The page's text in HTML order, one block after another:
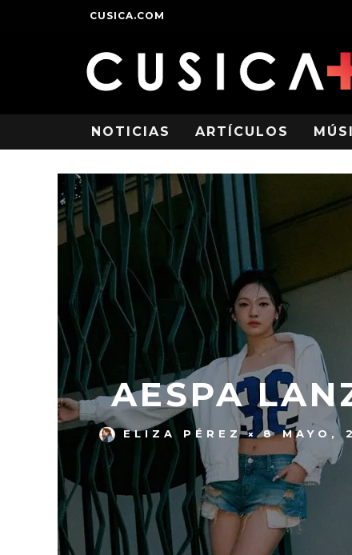
CUSICA.COM
NOTICIAS ARTÍCULOS
AESPA
ELIZA PÉREZ 8 MAYO,